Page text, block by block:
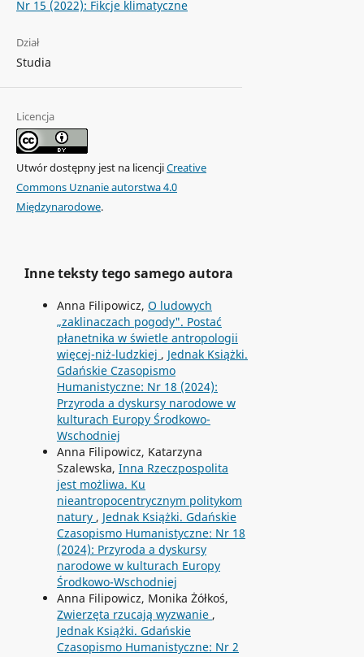
Nr 15 (2022): Fikcje klimatyczne
Dział
Studia
Licencja
Utwór dostępny jest na licencjiCreative
Commons Uznanie autorstwa 4.0
Międzynarodowe.
Inne teksty tego samego autora
Anna Filipowicz, O ludowych
„zaklinaczach pogody". Postać
płanetnika w świetle antropologii
więcej-niż-ludzkiej , Jednak Książki.
Gdańskie Czasopismo
Humanistyczne: Nr 18 (2024):
Przyroda a dyskursy narodowe w
kulturach Europy Środkowo-
Wschodniej
Anna Filipowicz, Katarzyna
Szalewska, Inna Rzeczpospolita
jest możliwa. Ku
nieantropocentrycznym politykom
natury , Jednak Książki. Gdańskie
Czasopismo Humanistyczne: Nr 18
(2024): Przyroda a dyskursy
narodowe w kulturach Europy
Środkowo-Wschodniej
Anna Filipowicz, Monika Żółkoś,
Zwierzęta rzucają wyzwanie ,
Jednak Książki. Gdańskie
Czasopismo Humanistyczne: Nr 2